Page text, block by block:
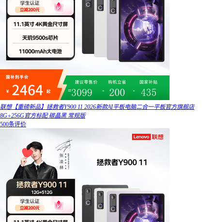
联想【重磅新品】拯救者Y900 11 2026新款AI平板电脑二合一平板官方旗舰店
8G+256G官方标配 碳晶黑 常规版
500条评价